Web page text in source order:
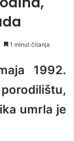
1 minut čitanja
1992.
umrla je